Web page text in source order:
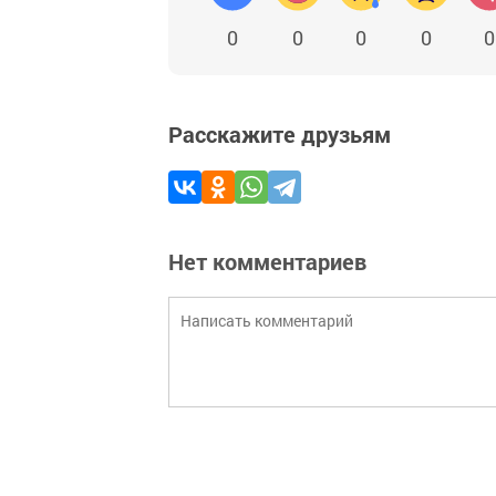
0 0 0 0 0
Расскажите друзьям
Нет комментариев